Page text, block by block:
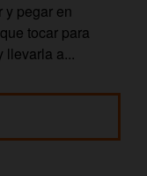
y pegar en
tocar para
llevarla a...